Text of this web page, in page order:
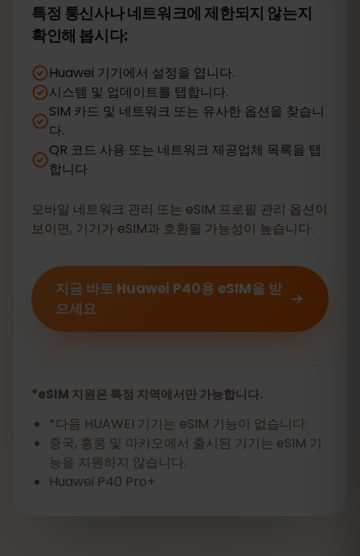
특정 통신사나 네트워크에 제한되지 않는지
확인해 봅시다:
Huawei 기기에서 설정을 엽니다.
시스템 및 업데이트를 탭합니다.
SIM 카드 및 네트워크 또는 유사한 옵션을 찾습니
다.
QR 코드 사용 또는 네트워크 제공업체 목록을 탭
합니다
모바일 네트워크 관리 또는 eSIM 프로필 관리 옵션이
보이면, 기기가 eSIM과 호환될 가능성이 높습니다.
지금 바로 Huawei P40용 eSIM을 받
으세요
*eSIM 지원은 특정 지역에서만 가능합니다.
*다음 HUAWEI 기기는 eSIM 기능이 없습니다:
중국, 홍콩 및 마카오에서 출시된 기기는 eSIM 기
능을 지원하지 않습니다.
Huawei P40 Pro+